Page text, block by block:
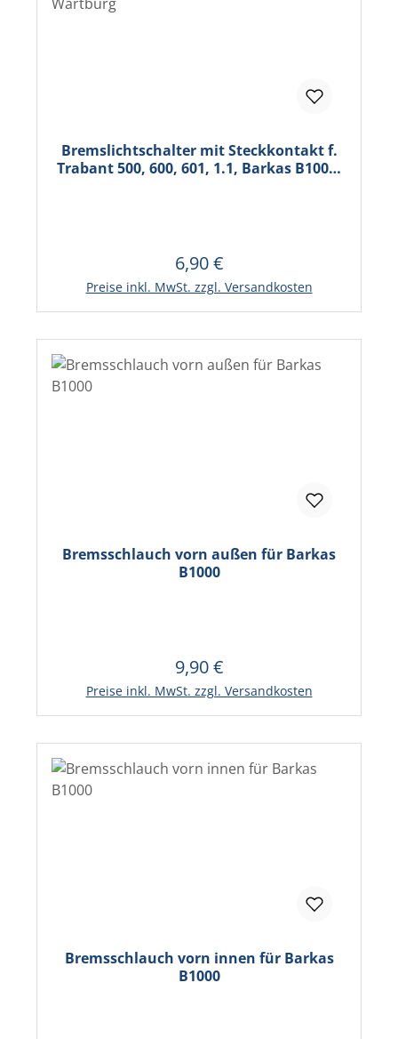
Bremslichtschalter mit Steckkontakt f.
Trabant 500, 600, 601, 1.1, Barkas B1000,
Regulärer Preis:
6,90 €
Preise inkl. MwSt. zzgl. Versandkosten
In den Warenkorb
Bremsschlauch vorn außen für Barkas
B1000
Regulärer Preis:
9,90 €
Preise inkl. MwSt. zzgl. Versandkosten
In den Warenkorb
Bremsschlauch vorn innen für Barkas
B1000